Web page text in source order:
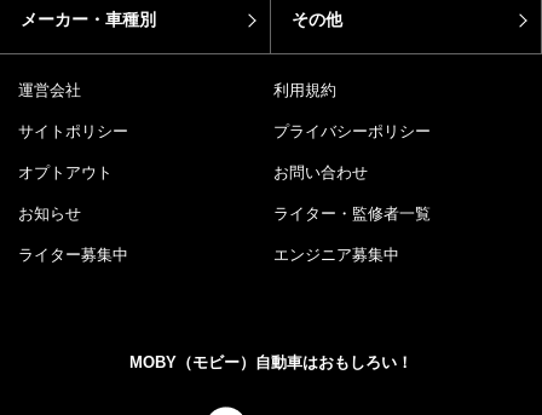
メーカー・車種別 その他
運営会社 利用規約
サイトポリシー プライバシーポリシー
オプトアウト お問い合わせ
お知らせ ライター・監修者一覧
ライター募集中 エンジニア募集中
MOBY（モビー）自動車はおもしろい！